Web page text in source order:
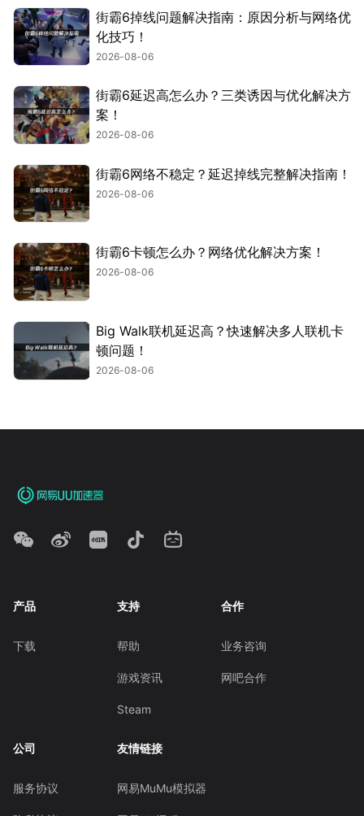
街霸6掉线问题解决指南：原因分析与网络优
化技巧！
2026-08-06
街霸6延迟高怎么办？三类诱因与优化解决方
案！
2026-08-06
街霸6网络不稳定？延迟掉线完整解决指南！
2026-08-06
街霸6卡顿怎么办？网络优化解决方案！
2026-08-06
Big Walk联机延迟高？快速解决多人联机卡
顿问题！
2026-08-06
产品
下载
支持
帮助
游戏资讯
Steam
合作
业务咨询
网吧合作
公司
服务协议
友情链接
网易MuMu模拟器